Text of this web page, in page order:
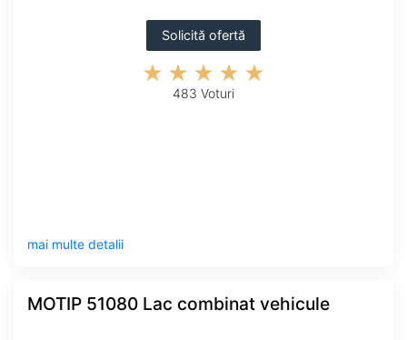
Solicită ofertă
483 Voturi
mai multe detalii
MOTIP 51080 Lac combinat vehicule